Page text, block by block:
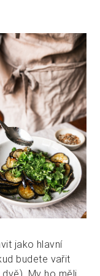
jako hlavní
budete vařit